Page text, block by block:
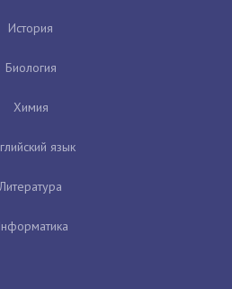
История
Биология
Химия
язык
Литература